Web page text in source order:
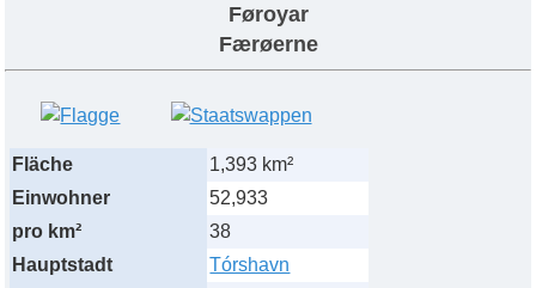
Føroyar
Færøerne
Fläche
1,393 km²
Einwohner
52,933
pro km²
38
Hauptstadt
Tórshavn